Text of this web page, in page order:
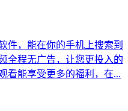
件，能在你的手机上搜索到
全程无广告，让您更投入的
看能享受更多的福利，在...